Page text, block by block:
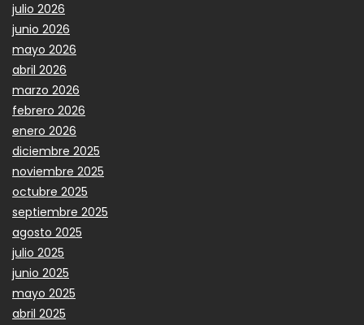
julio 2026
junio 2026
mayo 2026
abril 2026
marzo 2026
febrero 2026
enero 2026
diciembre 2025
noviembre 2025
octubre 2025
septiembre 2025
agosto 2025
julio 2025
junio 2025
mayo 2025
abril 2025